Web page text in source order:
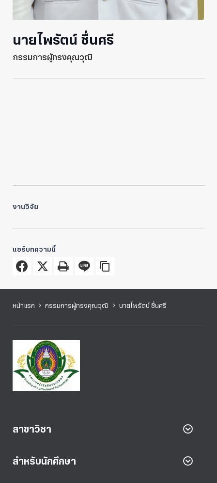
นายไพรัตน์ ชื่นศรี
กรรมการผู้ทรงคุณวุฒิ
งานวิจัย
แชร์บทความนี้
หน้าแรก กรรมการผู้ทรงคุณวุฒิ นายไพรัตน์ ชื่นศรี
สาขาวิชา
สำหรับนักศึกษา